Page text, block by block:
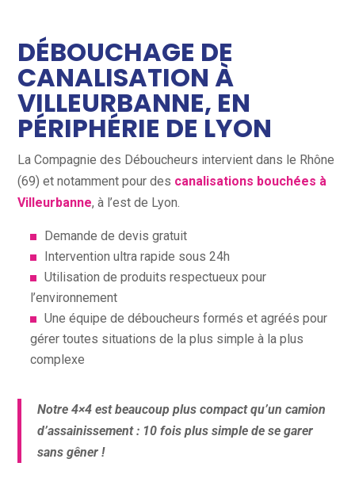
DÉBOUCHAGE DE
CANALISATION À
VILLEURBANNE, EN
PÉRIPHÉRIE DE LYON
La Compagnie des Déboucheurs intervient dans le Rhône
(69) et notamment pour des canalisations bouchées à
Villeurbanne, à l’est de Lyon.
Demande de devis gratuit
Intervention ultra rapide sous 24h
Utilisation de produits respectueux pour
l’environnement
Une équipe de déboucheurs formés et agréés pour
gérer toutes situations de la plus simple à la plus
complexe
Notre 4×4 est beaucoup plus compact qu’un camion
d’assainissement : 10 fois plus simple de se garer
sans gêner !